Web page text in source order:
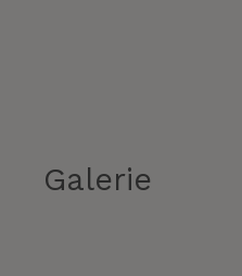
Galerie